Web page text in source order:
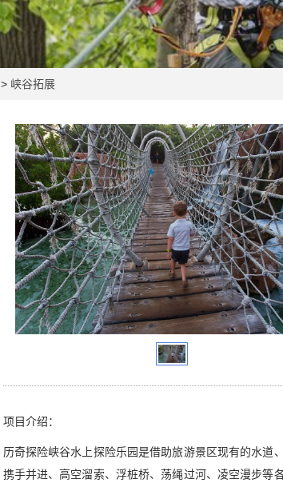
> 峡谷拓展
项目介绍：
历奇探险峡谷水上探险乐园是借助旅游景区现有的水道
携手并进、高空溜索、浮桩桥、荡绳过河、凌空漫步等